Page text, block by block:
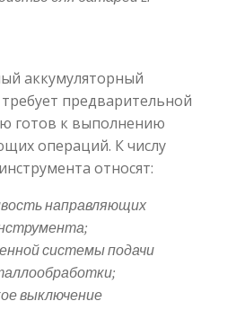
аккумуляторный
предварительной
готов к выполнению
операций. К числу
относят:
направляющих
системы подачи
выключение